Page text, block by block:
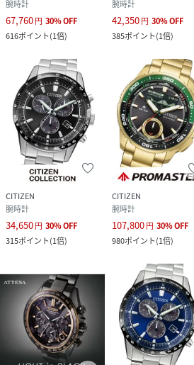
腕時計
67,760円 30%OFF
616ポイント(1倍)
腕時計
42,350円 30%OFF
385ポイント(1倍)
CITIZEN
腕時計
34,650円 30%OFF
315ポイント(1倍)
CITIZEN
腕時計
107,800円 30%OFF
980ポイント(1倍)